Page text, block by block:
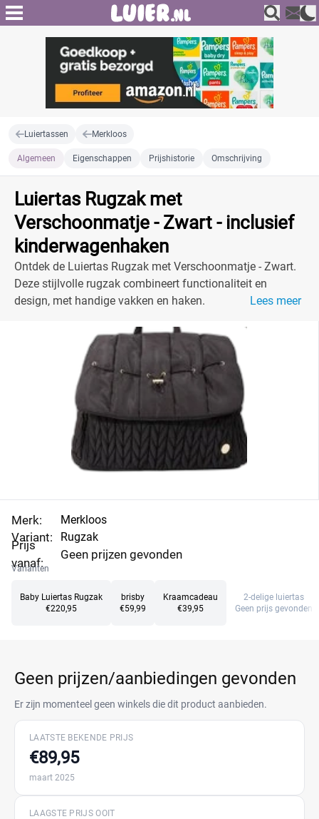
Luiertassen Merkloos
Algemeen Eigenschappen Prijshistorie Omschrijving
Luiertas Rugzak met
Verschoonmatje - Zwart - inclusief
kinderwagenhaken
Ontdek de Luiertas Rugzak met Verschoonmatje - Zwart.
Deze stijlvolle rugzak combineert functionaliteit en
design, met handige vakken en haken.
Lees meer
Merk:
Variant:
Prijs
vanaf:
Merkloos
Rugzak
Geen prijzen gevonden
Varianten
Baby Luiertas Rugzak
€220,95
brisby
€59,99
Kraamcadeau
€39,95
2-delige luiertas
Geen prijs gevonden
Geen prijzen/aanbiedingen gevonden
Er zijn momenteel geen winkels die dit product aanbieden.
LAATSTE BEKENDE PRIJS
€89,95
maart 2025
LAAGSTE PRIJS OOIT